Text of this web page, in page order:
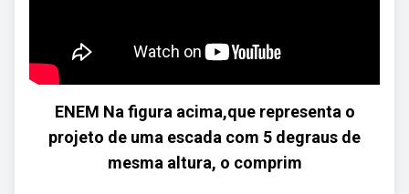
ENEM Na figura acima,que representa o
projeto de uma escada com 5 degraus de
mesma altura, o comprim